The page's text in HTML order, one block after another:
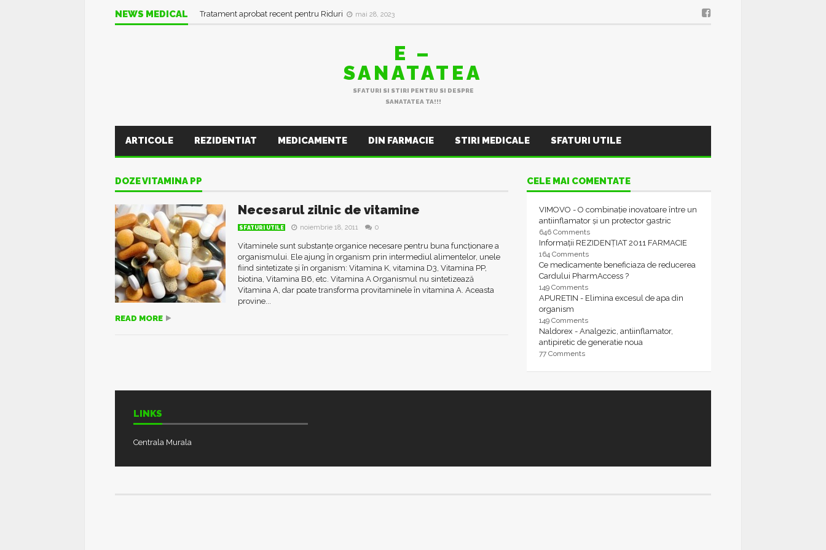
NEWS MEDICAL Tratament aprobat recent pentru Riduri mai 28, 2023
E –
SANATATEA
SFATURI SI STIRI PENTRU SI DESPRE
SANATATEA TA!!!
ARTICOLE REZIDENTIAT MEDICAMENTE DIN FARMACIE STIRI MEDICALE SFATURI UTILE
DOZE VITAMINA PP
Necesarul zilnic de vitamine
SFATURI UTILE noiembrie 18, 2011 0
Vitaminele sunt substanțe organice necesare pentru buna funcționare a
organismului. Ele ajung în organism prin intermediul alimentelor, unele
fiind sintetizate și în organism: Vitamina K, vitamina D3, Vitamina PP,
biotina, Vitamina B6, etc. Vitamina A Organismul nu sintetizează
Vitamina A, dar poate transforma provitaminele în vitamina A. Aceasta
provine...
READ MORE
CELE MAI COMENTATE
VIMOVO - O combinație inovatoare între un
antiinflamator și un protector gastric
646 Comments
Informații REZIDENȚIAT 2011 FARMACIE
164 Comments
Ce medicamente beneficiaza de reducerea
Cardului PharmAccess ?
149 Comments
APURETIN - Elimina excesul de apa din
organism
149 Comments
Naldorex - Analgezic, antiinflamator,
antipiretic de generatie noua
77 Comments
LINKS
Centrala Murala